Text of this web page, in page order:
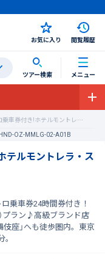
お気に入り 閲覧履歴
ツアー検索 メニュー
【ANA・ソラシドエア便利用】東京メトロ乗車券付き!ホテルモントレラ・スールギンザ
OZ-MMLG-02-A01B
テルモントレラ・ス
乗車券24時間券付き！
プラン♪高級ブランド店
座」へも徒歩圏内。東京